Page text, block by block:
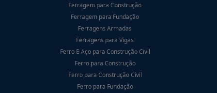
Ferragem para Construção
Ferragem para Fundação
Ferragens Armadas
Ferragens para Vigas
Ferro E Aço para Construção Civil
Ferro para Construção
Ferro para Construção Civil
Ferro para Fundação